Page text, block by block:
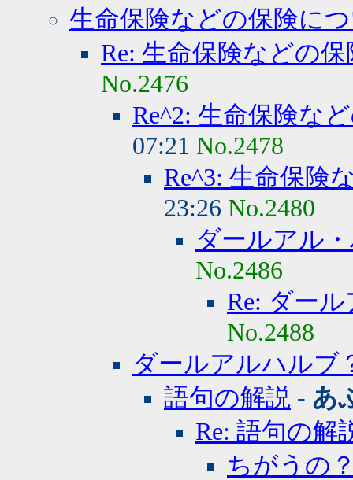
生命保険などの保険に
Re: 生命保険などの
No.2476
Re^2: 生命保険な
07:21 No.2478
Re^3: 生命保険
23:26 No.2480
ダールアル
No.2486
Re: ダー
No.2488
ダールアルハルブ
語句の解説 - あ
Re: 語句の解
ちがうの